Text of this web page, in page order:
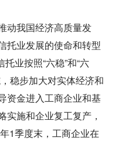
动我国经济高质量发
托业发展的使命和转型
业按照“六稳”和“六
稳步加大对实体经济和
资金进入工商企业和基
实施和企业复工复产，
1季度末，工商企业在